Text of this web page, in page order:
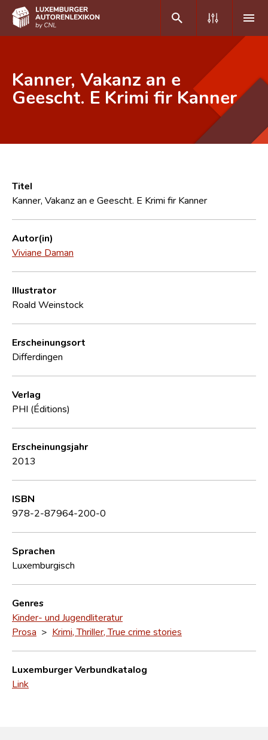
DE
Häufige Fragen und Antworten
CNL
Forschungsgruppe
Kontakt
Kanner, Vakanz an e
Geescht. E Krimi fir Kanner
Titel
Kanner, Vakanz an e Geescht. E Krimi fir Kanner
Autor(in)
Viviane Daman
Illustrator
Roald Weinstock
Erscheinungsort
Differdingen
Verlag
PHI (Éditions)
Erscheinungsjahr
2013
ISBN
978-2-87964-200-0
Sprachen
Luxemburgisch
Genres
Kinder- und Jugendliteratur
Prosa > Krimi, Thriller, True crime stories
Luxemburger Verbundkatalog
Link